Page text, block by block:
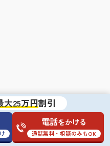
大25万円割引
電話をかける
通話無料・相談のみもOK